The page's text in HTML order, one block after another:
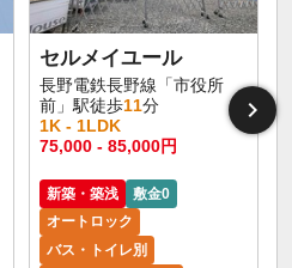
セルメイユール
長野電鉄長野線「市役所
前」駅徒歩11分
1K - 1LDK
75,000 - 85,000円
新築・築浅
敷金0
オートロック
バス・トイレ別